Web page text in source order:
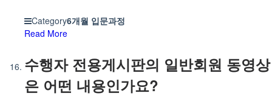
Category6개월 입문과정
Read More
수행자 전용게시판의 일반회원 동영상
은 어떤 내용인가요?